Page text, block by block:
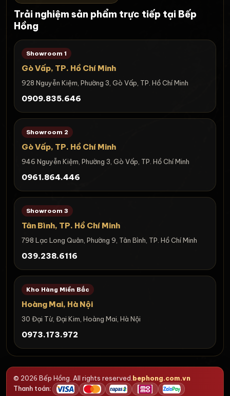
Trải nghiệm sản phẩm trực tiếp tại Bếp
Hồng
Showroom 1
Gò Vấp, TP. Hồ Chí Minh
928 Nguyễn Kiệm, Phường 3, Gò Vấp, TP. Hồ Chí Minh
0909.835.646
Showroom 2
Gò Vấp, TP. Hồ Chí Minh
946 Nguyễn Kiệm, Phường 3, Gò Vấp, TP. Hồ Chí Minh
0961.864.446
Showroom 3
Tân Bình, TP. Hồ Chí Minh
798 Lạc Long Quân, Phường 9, Tân Bình, TP. Hồ Chí Minh
039.238.6116
Kho Hàng Miền Bắc
Hoàng Mai, Hà Nội
30 Đại Từ, Đại Kim, Hoàng Mai, Hà Nội
0973.173.972
© 2026 Bếp Hồng. All rights reserved. bephong.com.vn
Thanh toán: